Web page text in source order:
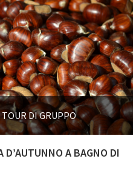
TOUR DI GRUPPO
D’AUTUNNO A BAGNO DI